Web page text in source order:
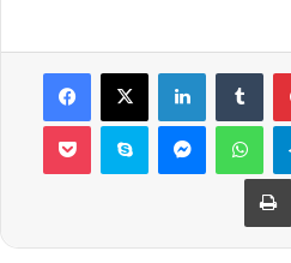
Facebook
X LinkedIn
Pocket Skype Messenger